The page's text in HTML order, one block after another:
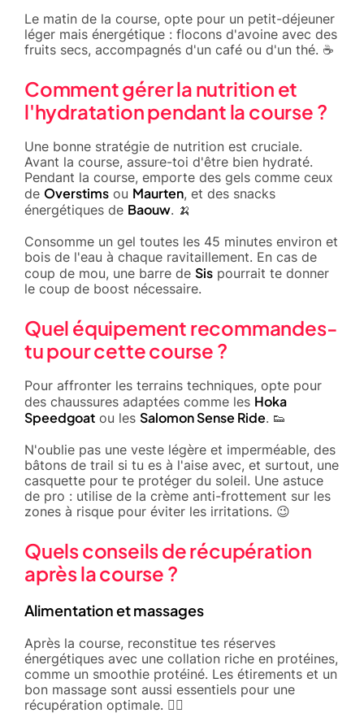
Le matin de la course, opte pour un petit-déjeuner
léger mais énergétique : flocons d'avoine avec des
fruits secs, accompagnés d'un café ou d'un thé. ☕
Comment gérer la nutrition et
l'hydratation pendant la course ?
Une bonne stratégie de nutrition est cruciale.
Avant la course, assure-toi d'être bien hydraté.
Pendant la course, emporte des gels comme ceux
de Overstims ou Maurten, et des snacks
énergétiques de Baouw. 🍌
Consomme un gel toutes les 45 minutes environ et
bois de l'eau à chaque ravitaillement. En cas de
coup de mou, une barre de Sis pourrait te donner
le coup de boost nécessaire.
Quel équipement recommandes-
tu pour cette course ?
Pour affronter les terrains techniques, opte pour
des chaussures adaptées comme les Hoka
Speedgoat ou les Salomon Sense Ride. 👟
N'oublie pas une veste légère et imperméable, des
bâtons de trail si tu es à l'aise avec, et surtout, une
casquette pour te protéger du soleil. Une astuce
de pro : utilise de la crème anti-frottement sur les
zones à risque pour éviter les irritations. 😉
Quels conseils de récupération
après la course ?
Alimentation et massages
Après la course, reconstitue tes réserves
énergétiques avec une collation riche en protéines,
comme un smoothie protéiné. Les étirements et un
bon massage sont aussi essentiels pour une
récupération optimale. 🏋️‍♂️